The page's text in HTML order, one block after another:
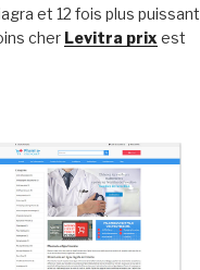
et 12 fois plus puissant
cher Levitra prix est